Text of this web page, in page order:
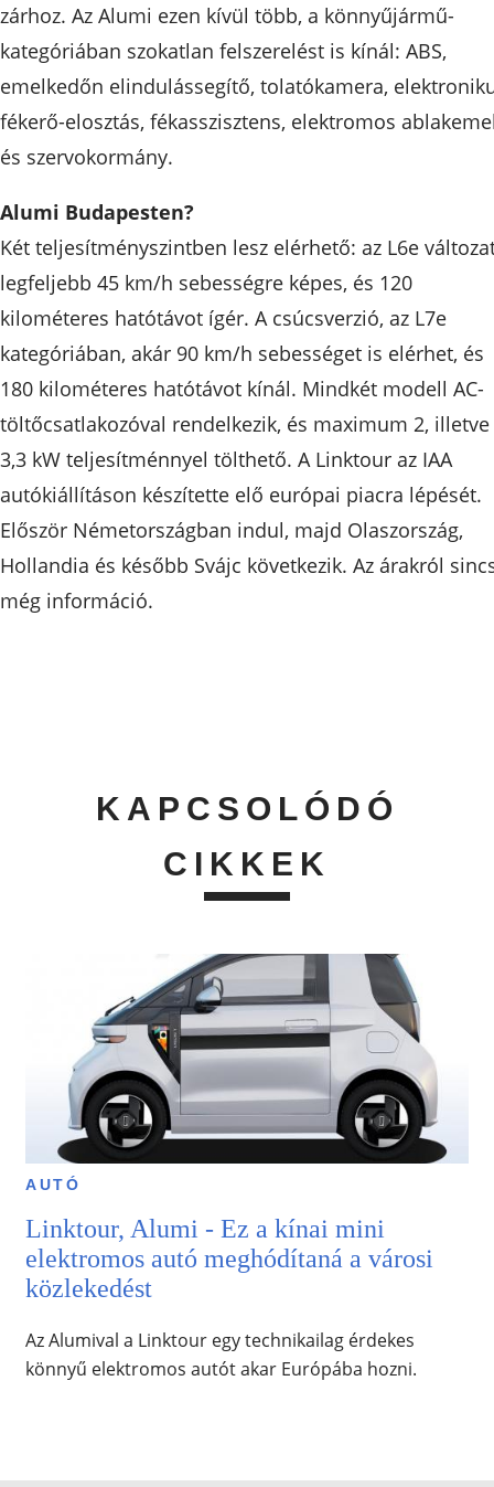
zárhoz. Az Alumi ezen kívül több, a könnyűjármű-
kategóriában szokatlan felszerelést is kínál: ABS,
emelkedőn elindulássegítő, tolatókamera,
fékerő-elosztás, fékasszisztens, elektromos
és szervokormány.
Alumi Budapesten?
Két teljesítményszintben lesz elérhető: az L6e
legfeljebb 45 km/h sebességre képes, és 120
kilométeres hatótávot ígér. A csúcsverzió, az L7e
kategóriában, akár 90 km/h sebességet is elérhet, és
180 kilométeres hatótávot kínál. Mindkét modell AC-
töltőcsatlakozóval rendelkezik, és maximum 2, illetve
3,3 kW teljesítménnyel tölthető. A Linktour az IAA
autókiállításon készítette elő európai piacra lépését.
Először Németországban indul, majd Olaszország,
Hollandia és később Svájc következik. Az árakról
még információ.
KAPCSOLÓDÓ
CIKKEK
AUTÓ
Linktour, Alumi - Ez a kínai mini
elektromos autó meghódítaná a városi
közlekedést
Az Alumival a Linktour egy technikailag érdekes
könnyű elektromos autót akar Európába hozni.